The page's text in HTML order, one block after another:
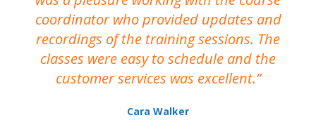
coordinator who provided updates and
recordings of the training sessions. The
classes were easy to schedule and the
customer services was excellent.
Cara Walker